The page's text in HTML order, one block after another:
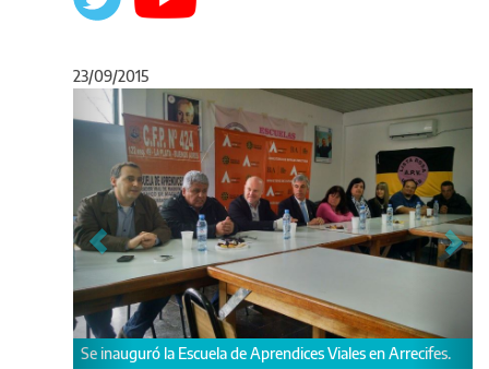
23/09/2015
de Aprendices Viales en Arrecifes.
Vialidad inauguró la Escuela de
Anterior